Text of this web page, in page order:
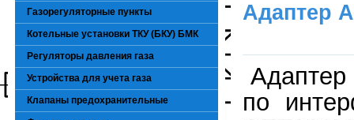
Адаптер
по
Газорегуляторные пункты
Котельные установки ТКУ (БКУ) БМК
Регуляторы давления газа
Устройства для учета газа
Клапаны предохранительные